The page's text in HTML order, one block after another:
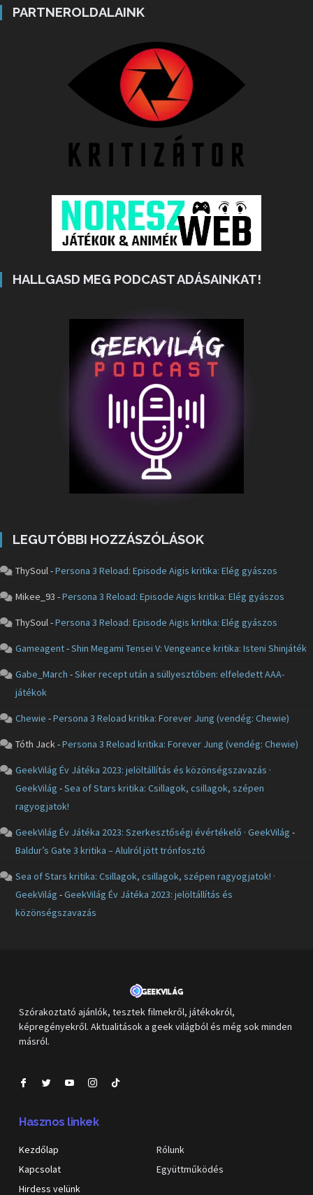
PARTNEROLDALAINK
HALLGASD MEG PODCAST ADÁSAINKAT!
LEGUTÓBBI HOZZÁSZÓLÁSOK
ThySoul-Persona 3 Reload: Episode Aigis kritika: Elég gyászos
Mikee_93 -Persona 3 Reload: Episode Aigis kritika: Elég gyászos
ThySoul-Persona 3 Reload: Episode Aigis kritika: Elég gyászos
Gameagent-Shin Megami Tensei V: Vengeance kritika: Isteni Shinjáték
Gabe_March -Siker recept után a süllyesztőben: elfeledett AAA-
játékok
Chewie -Persona 3 Reload kritika: Forever Jung (vendég: Chewie)
Tóth Jack-Persona 3 Reload kritika: Forever Jung (vendég: Chewie)
GeekVilág Év Játéka 2023: jelöltállítás és közönségszavazás ·
GeekVilág -Sea of Stars kritika: Csillagok, csillagok, szépen
ragyogjatok!
GeekVilág Év Játéka 2023: Szerkesztőségi évértékelő · GeekVilág -
Baldur’s Gate 3 kritika – Alulról jött trónfosztó
Sea of Stars kritika: Csillagok, csillagok, szépen ragyogjatok! ·
GeekVilág -GeekVilág Év Játéka 2023: jelöltállítás és
közönségszavazás
Szórakoztató ajánlók, tesztek filmekről, játékokról,
képregényekről. Aktualitások a geek világból és még sok minden
másról.
Hasznos linkek
Kezdőlap
Kapcsolat
Hirdess velünk
Rólunk
Együttműködés